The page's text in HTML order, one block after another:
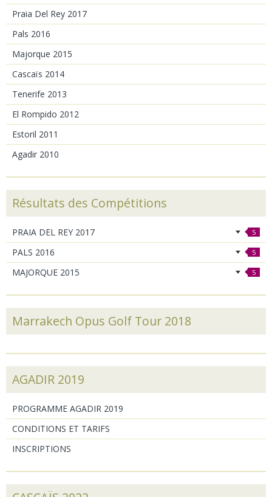
Praia Del Rey 2017
Pals 2016
Majorque 2015
Cascaïs 2014
Tenerife 2013
El Rompido 2012
Estoril 2011
Agadir 2010
Résultats des Compétitions
PRAIA DEL REY 2017 5
PALS 2016 5
MAJORQUE 2015 5
Marrakech Opus Golf Tour 2018
AGADIR 2019
PROGRAMME AGADIR 2019
CONDITIONS ET TARIFS
INSCRIPTIONS